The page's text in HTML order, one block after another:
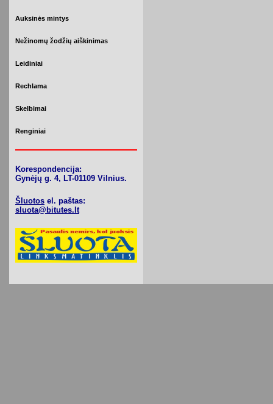
Auksinės mintys
Nežinomų žodžių aiškinimas
Leidiniai
Rechlama
Skelbimai
Renginiai
Korespondencija:
Gynėjų g. 4, LT-01109 Vilnius.
Šluotos el. paštas:
sluota@bitutes.lt